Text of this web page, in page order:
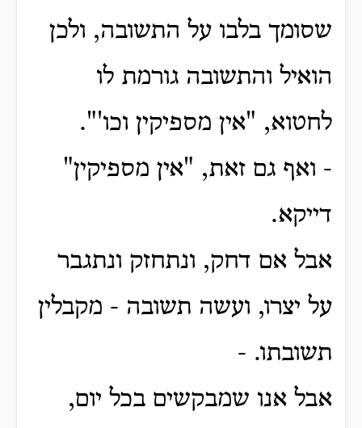
שסומך בלבו על התשובה, ולכן
הואיל והתשובה גורמת לו
לחטוא, "אין מספיקין וכו'".
- ואף גם זאת, "אין מספיקין"
דייקא.
אבל אם דחק, ונתחזק ונתגבר
על יצרו, ועשה תשובה - מקבלין
תשובתו. -
אבל אנו שמבקשים בכל יום,